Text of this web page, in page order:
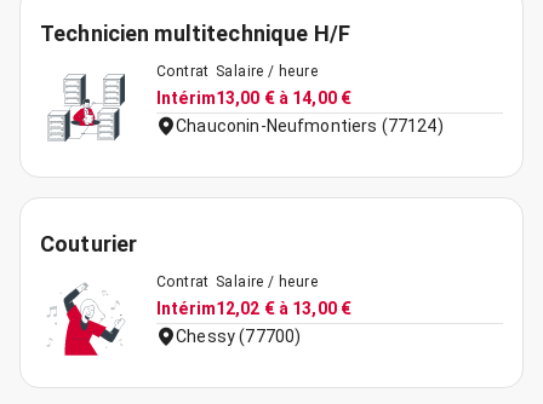
Technicien multitechnique H/F
Contrat
Intérim
Salaire / heure
13,00 € à 14,00 €
Chauconin-Neufmontiers (77124)
Couturier
Contrat
Intérim
Salaire / heure
12,02 € à 13,00 €
Chessy (77700)